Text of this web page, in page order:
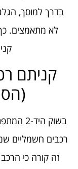
בדרך למוסך,
לא מתאמצים.
קניתם
בשוק
רכבים חשמליים
זה קורה כי